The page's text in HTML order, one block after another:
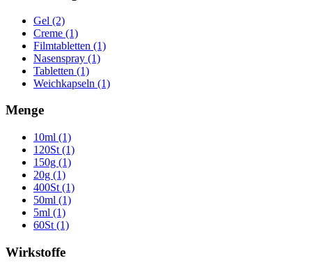
Gel (2)
Creme (1)
Filmtabletten (1)
Nasenspray (1)
Tabletten (1)
Weichkapseln (1)
Menge
10ml (1)
120St (1)
150g (1)
20g (1)
400St (1)
50ml (1)
5ml (1)
60St (1)
Wirkstoffe